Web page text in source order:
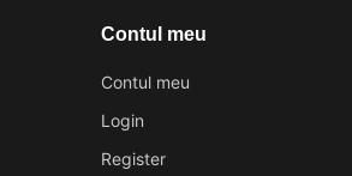
Contul meu
Contul meu
Login
Register